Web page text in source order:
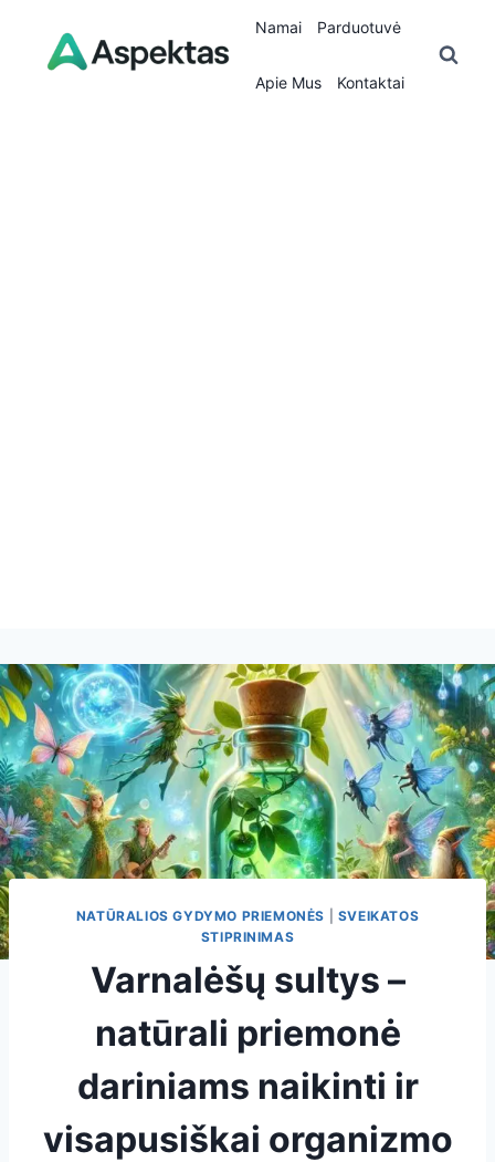
content
Namai Parduotuvė
Apie Mus Kontaktai
NATŪRALIOS GYDYMO PRIEMONĖS
SVEIKATOS
STIPRINIMAS
Varnalėšų sultys –
natūrali priemonė
dariniams naikinti ir
visapusiškai organizmo